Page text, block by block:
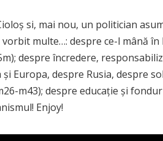
si, mai nou, un politician
multe…: despre ce-l mână
despre încredere,
Europa, despre Rusia, despre
m43); despre educație și
Enjoy!